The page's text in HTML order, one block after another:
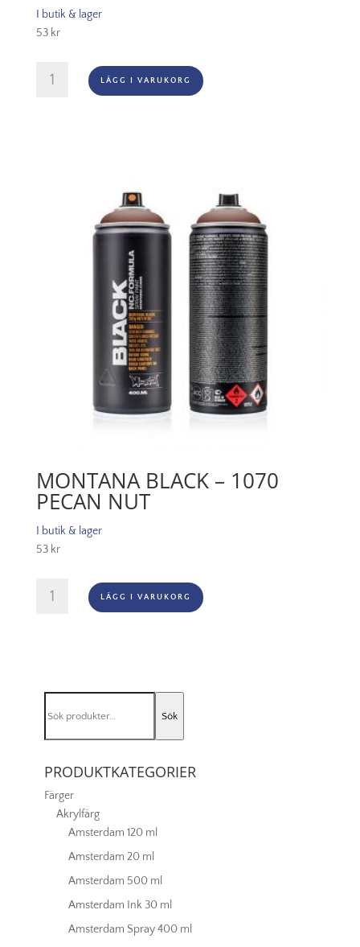
I butik & lager
53 kr
Black
LÄGG I VARUKORG
MONTANA BLACK – 1070
PECAN NUT
I butik & lager
53 kr
Black
mängd
LÄGG I VARUKORG
efter:
Sök
PRODUKTKATEGORIER
Färger
Akrylfärg
Amsterdam 120 ml
Amsterdam 20 ml
Amsterdam 500 ml
Amsterdam Ink 30 ml
Amsterdam Spray 400 ml